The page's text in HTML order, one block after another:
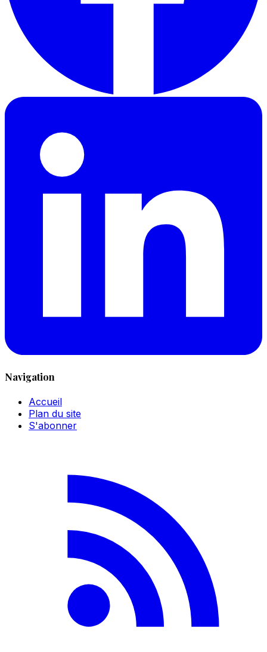
Navigation
Accueil
Plan du site
S'abonner